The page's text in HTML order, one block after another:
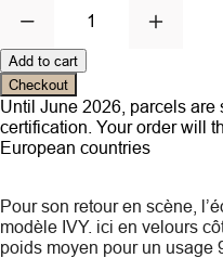
1
Add to cart
Checkout
Until June 2026, parcels are
certification. Your order will
European countries
Pour son retour en scène,
modèle IVY. ici en velours
poids moyen pour un usage